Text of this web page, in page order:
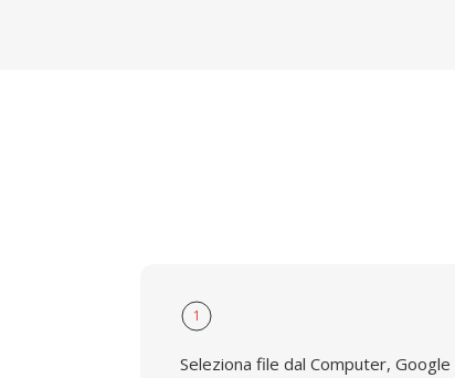
1
Seleziona file dal Computer, Google